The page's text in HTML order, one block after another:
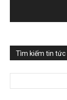
Tìm kiếm tin tức